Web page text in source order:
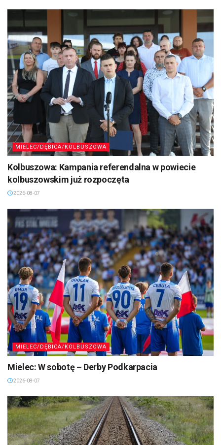
MIELEC/DĘBICA/KOLBUSZOWA
Kolbuszowa: Kampania referendalna w powiecie
kolbuszowskim już rozpoczęta
2026-08-07
MIELEC/DĘBICA/KOLBUSZOWA
Mielec: W sobotę – Derby Podkarpacia
2026-08-07